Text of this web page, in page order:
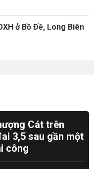
ở Bồ Đề, Long Biên
Cát trên
3,5 sau gần một
công